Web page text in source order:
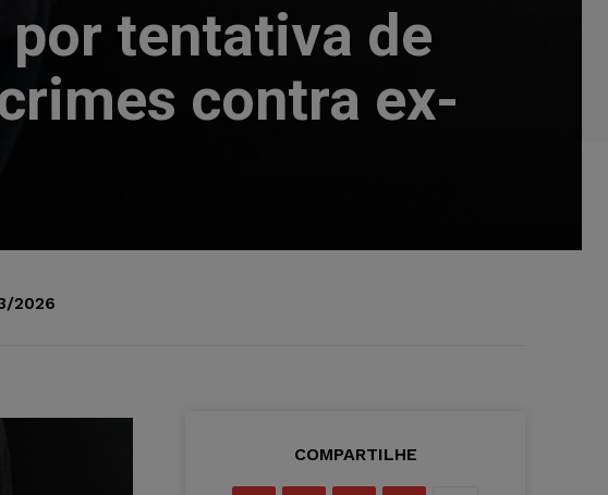
tentativa de
contra ex-
2026
COMPARTILHE